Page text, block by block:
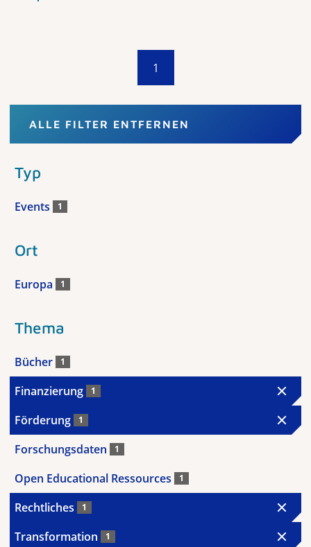
1
ALLE FILTER ENTFERNEN
Typ
Events 1
Ort
Europa 1
Thema
Bücher 1
Finanzierung 1
Förderung 1
Forschungsdaten 1
Open Educational Ressources 1
Rechtliches 1
Transformation 1